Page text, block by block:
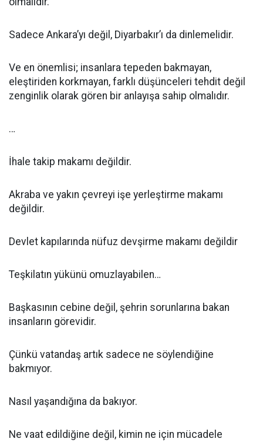
Sadece Ankara’yı değil, Diyarbakır’ı da dinlemelidir.
Ve en önemlisi; insanlara tepeden bakmayan,
eleştiriden korkmayan, farklı düşünceleri tehdit değil
zenginlik olarak gören bir anlayışa sahip olmalıdır.
…
İhale takip makamı değildir.
Akraba ve yakın çevreyi işe yerleştirme makamı
değildir.
Devlet kapılarında nüfuz devşirme makamı değildir
Teşkilatın yükünü omuzlayabilen…
Başkasının cebine değil, şehrin sorunlarına bakan
insanların görevidir.
Çünkü vatandaş artık sadece ne söylendiğine
bakmıyor.
Nasıl yaşandığına da bakıyor.
Ne vaat edildiğine değil, kimin ne için mücadele